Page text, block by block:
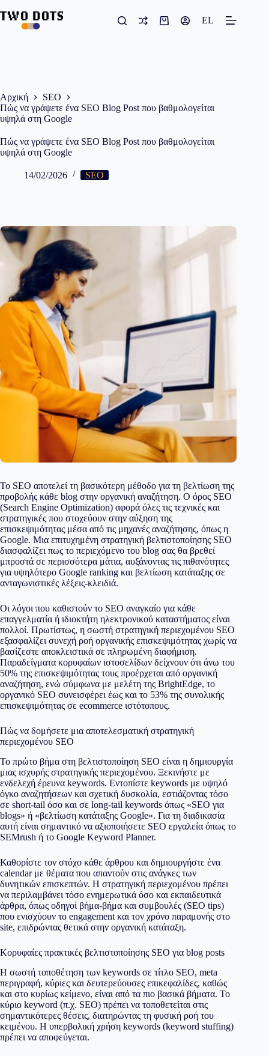
στο
περιεχόμενο
Καλάθι
EL
Αρχική
SEO
Πώς να γράψετε ένα SEO Blog Post που βαθμολογείται
υψηλά στη Google
Πώς να γράψετε ένα SEO Blog Post που βαθμολογείται
υψηλά στη Google
14/02/2026 SEO
Το SEO αποτελεί τη βασικότερη μέθοδο για τη βελτίωση της
προβολής κάθε blog στην οργανική αναζήτηση. Ο όρος SEO
(Search Engine Optimization) αφορά όλες τις τεχνικές και
στρατηγικές που στοχεύουν στην αύξηση της
επισκεψιμότητας μέσα από τις μηχανές αναζήτησης, όπως η
Google. Μια επιτυχημένη στρατηγική βελτιστοποίησης SEO
διασφαλίζει πως το περιεχόμενο του blog σας θα βρεθεί
μπροστά σε περισσότερα μάτια, αυξάνοντας τις πιθανότητες
για υψηλότερο Google ranking και βελτίωση κατάταξης σε
ανταγωνιστικές λέξεις-κλειδιά.
Οι λόγοι που καθιστούν το SEO αναγκαίο για κάθε
επαγγελματία ή ιδιοκτήτη ηλεκτρονικού καταστήματος είναι
πολλοί. Πρωτίστως, η σωστή στρατηγική περιεχομένου SEO
εξασφαλίζει συνεχή ροή οργανικής επισκεψιμότητας χωρίς να
βασίζεστε αποκλειστικά σε πληρωμένη διαφήμιση.
Παραδείγματα κορυφαίων ιστοσελίδων δείχνουν ότι άνω του
50% της επισκεψιμότητας τους προέρχεται από οργανική
αναζήτηση, ενώ σύμφωνα με μελέτη της BrightEdge, το
οργανικό SEO συνεισφέρει έως και το 53% της συνολικής
επισκεψιμότητας σε ecommerce ιστότοπους.
Πώς να δομήσετε μια αποτελεσματική στρατηγική
περιεχομένου SEO
Το πρώτο βήμα στη βελτιστοποίηση SEO είναι η δημιουργία
μιας ισχυρής στρατηγικής περιεχομένου. Ξεκινήστε με
ενδελεχή έρευνα keywords. Εντοπίστε keywords με υψηλό
όγκο αναζητήσεων και σχετική δυσκολία, εστιάζοντας τόσο
σε short-tail όσο και σε long-tail keywords όπως «SEO για
blogs» ή «βελτίωση κατάταξης Google». Για τη διαδικασία
αυτή είναι σημαντικό να αξιοποιήσετε SEO εργαλεία όπως το
SEMrush ή το Google Keyword Planner.
Καθορίστε τον στόχο κάθε άρθρου και δημιουργήστε ένα
calendar με θέματα που απαντούν στις ανάγκες των
δυνητικών επισκεπτών. Η στρατηγική περιεχομένου πρέπει
να περιλαμβάνει τόσο ενημερωτικά όσο και εκπαιδευτικά
άρθρα, όπως οδηγοί βήμα-βήμα και συμβουλές (SEO tips)
που ενισχύουν το engagement και τον χρόνο παραμονής στο
site, επιδρώντας θετικά στην οργανική κατάταξη.
Κορυφαίες πρακτικές βελτιστοποίησης SEO για blog posts
Η σωστή τοποθέτηση των keywords σε τίτλο SEO, meta
περιγραφή, κύριες και δευτερεύουσες επικεφαλίδες, καθώς
και στο κυρίως κείμενο, είναι από τα πιο βασικά βήματα. To
κύριο keyword (π.χ. SEO) πρέπει να τοποθετείται στις
σημαντικότερες θέσεις, διατηρώντας τη φυσική ροή του
κειμένου. Η υπερβολική χρήση keywords (keyword stuffing)
πρέπει να αποφεύγεται.